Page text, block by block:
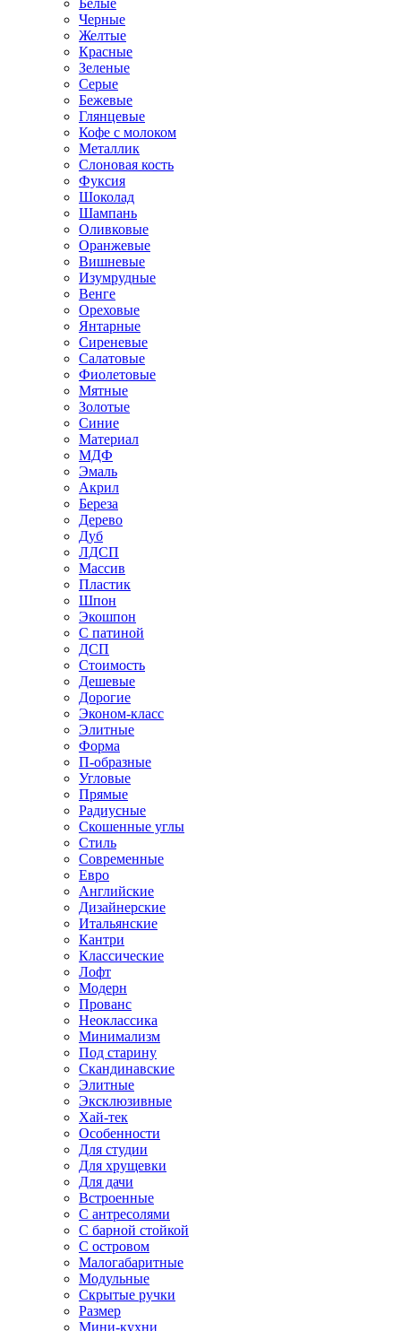
Белые
Черные
Желтые
Красные
Зеленые
Серые
Бежевые
Глянцевые
Кофе с молоком
Металлик
Слоновая кость
Фуксия
Шоколад
Шампань
Оливковые
Оранжевые
Вишневые
Изумрудные
Венге
Ореховые
Янтарные
Сиреневые
Салатовые
Фиолетовые
Мятные
Золотые
Синие
Материал
МДФ
Эмаль
Акрил
Береза
Дерево
Дуб
ЛДСП
Массив
Пластик
Шпон
Экошпон
С патиной
ДСП
Стоимость
Дешевые
Дорогие
Эконом-класс
Элитные
Форма
П-образные
Угловые
Прямые
Радиусные
Скошенные углы
Стиль
Современные
Евро
Английские
Дизайнерские
Итальянские
Кантри
Классические
Лофт
Модерн
Прованс
Неоклассика
Минимализм
Под старину
Скандинавские
Элитные
Эксклюзивные
Хай-тек
Особенности
Для студии
Для хрущевки
Для дачи
Встроенные
С антресолями
С барной стойкой
С островом
Малогабаритные
Модульные
Скрытые ручки
Размер
Мини-кухни